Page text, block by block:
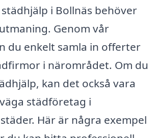
i Bollnäs behöver
Genom vår
du enkelt samla in offerter
i närområdet. Om du
kan det också vara
städföretag i
Här är några exempel